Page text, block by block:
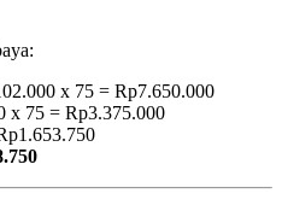
x 75 = Rp7.650.000
x 75 = Rp3.375.000